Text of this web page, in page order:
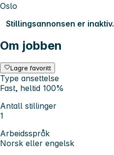
Oslo
Stillingsannonsen er inaktiv.
Om jobben
Lagre favoritt
Type ansettelse
Fast, heltid 100%
Antall stillinger
1
Arbeidsspråk
Norsk eller engelsk